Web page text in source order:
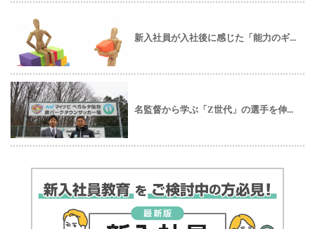
新入社員が入社後に感じた「能力のギ...
名監督から学ぶ「Z世代」の選手を伸...